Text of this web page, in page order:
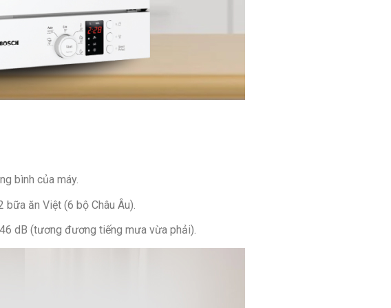
hành
36 Tháng
bình của máy.
ăn Việt (6 bộ Châu Âu).
dB (tương đương tiếng mưa vừa phải).